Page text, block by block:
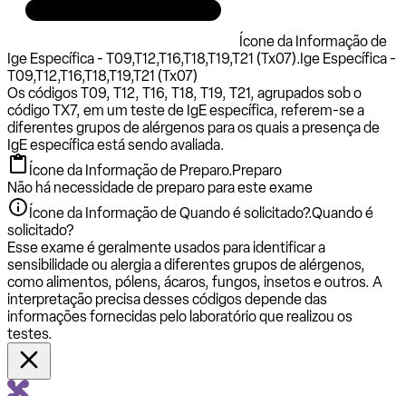
Ícone da Informação de
Ige Específica - T09,T12,T16,T18,T19,T21 (Tx07).Ige Específica -
T09,T12,T16,T18,T19,T21 (Tx07)
Os códigos T09, T12, T16, T18, T19, T21, agrupados sob o
código TX7, em um teste de IgE específica, referem-se a
diferentes grupos de alérgenos para os quais a presença de
IgE específica está sendo avaliada.
Ícone da Informação de Preparo.Preparo
Não há necessidade de preparo para este exame
Ícone da Informação de Quando é solicitado?.Quando é
solicitado?
Esse exame é geralmente usados para identificar a
sensibilidade ou alergia a diferentes grupos de alérgenos,
como alimentos, pólens, ácaros, fungos, insetos e outros. A
interpretação precisa desses códigos depende das
informações fornecidas pelo laboratório que realizou os
testes.